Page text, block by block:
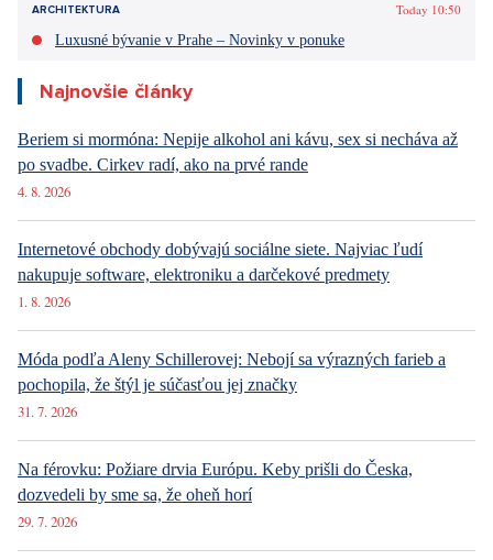
Luxusné bývanie v Prahe – Novinky v ponuke
Najnovšie články
Beriem si mormóna: Nepije alkohol ani kávu, sex si necháva až
po svadbe. Cirkev radí, ako na prvé rande
4. 8. 2026
Internetové obchody dobývajú sociálne siete. Najviac ľudí
nakupuje software, elektroniku a darčekové predmety
1. 8. 2026
Móda podľa Aleny Schillerovej: Nebojí sa výrazných farieb a
pochopila, že štýl je súčasťou jej značky
31. 7. 2026
Na férovku: Požiare drvia Európu. Keby prišli do Česka,
dozvedeli by sme sa, že oheň horí